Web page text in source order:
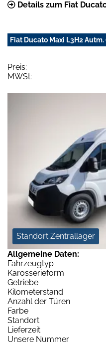
Details zum Fiat
Fiat Ducato Maxi L3H2
Preis:
MWSt:
Standort Zentrallager
Allgemeine Daten:
Fahrzeugtyp
Karosserieform
Getriebe
Kilometerstand
Anzahl der Türen
Farbe
Standort
Lieferzeit
Unsere Nummer